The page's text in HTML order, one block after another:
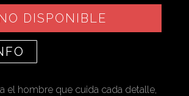
DISPONIBLE
el hombre que cuida cada detalle,